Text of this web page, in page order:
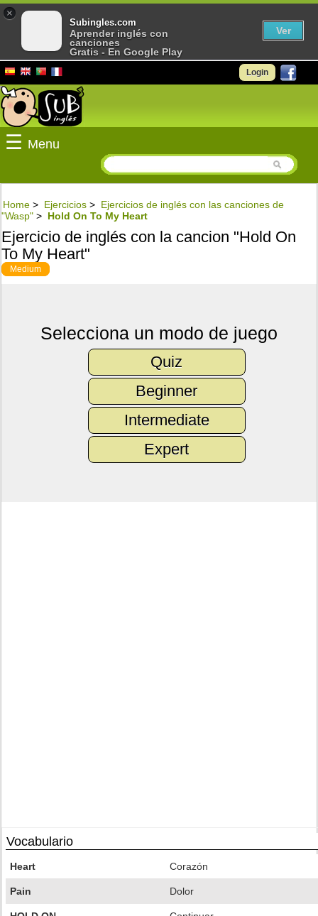
Login
☰ Menu
Home > Ejercicios > Ejercicios de inglés con las canciones de
"Wasp" > Hold On To My Heart
Ejercicio de inglés con la cancion "Hold On
To My Heart"
Medium
Selecciona un modo de juego
Quiz
Beginner
Intermediate
Expert
Vocabulario
Heart Corazón
Pain Dolor
×
Subingles.com
Aprender inglés con
canciones
Gratis - En Google Play
Ver